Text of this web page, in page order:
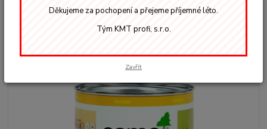
3111 Osmo dekorační vosk Bílá
Děkujeme za pochopení a přejeme příjemné léto.
Tým KMT profi, s.r.o.
Zavřít